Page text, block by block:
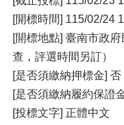
[開標時間] 115/02/24
[開標地點] 臺南市政
查，評選時間另訂）
[是否須繳納押標金] 否
[是否須繳納履約保證
[投標文字] 正體中文